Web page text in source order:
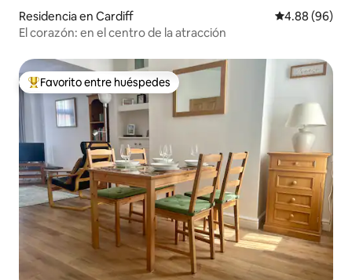
Residencia en Cardiff Calificación
4.88 (96)
El corazón: en el centro de la atracción
De los mejores en Favorito entre huéspedes
Favorito entre huéspedes